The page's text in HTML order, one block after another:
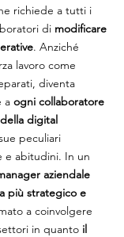
richiede a tutti i
di modificare
. Anziché
lavoro come
diventa
a ogni collaboratore
digital
peculiari
e abitudini. In un
aziendale
più strategico e
a coinvolgere
in quanto il